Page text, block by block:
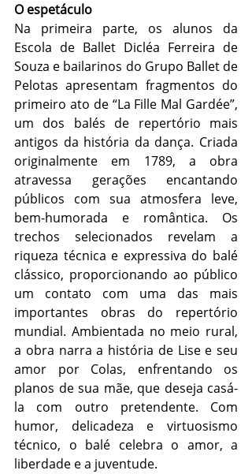
O espetáculo
Na primeira parte, os alunos da
Escola de Ballet Dicléa Ferreira de
Souza e bailarinos do Grupo Ballet de
Pelotas apresentam fragmentos do
primeiro ato de “La Fille Mal Gardée”,
um dos balés de repertório mais
antigos da história da dança. Criada
originalmente em 1789, a obra
atravessa gerações encantando
públicos com sua atmosfera leve,
bem-humorada e romântica. Os
trechos selecionados revelam a
riqueza técnica e expressiva do balé
clássico, proporcionando ao público
um contato com uma das mais
importantes obras do repertório
mundial. Ambientada no meio rural,
a obra narra a história de Lise e seu
amor por Colas, enfrentando os
planos de sua mãe, que deseja casá-
la com outro pretendente. Com
humor, delicadeza e virtuosismo
técnico, o balé celebra o amor, a
liberdade e a juventude.